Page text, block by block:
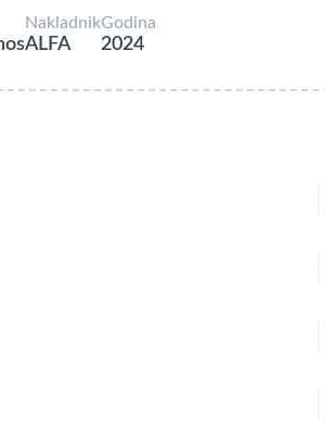
Nakladnik
ALFA
Godina
2024